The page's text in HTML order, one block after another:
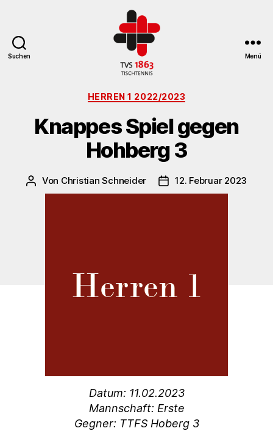
Suchen
St.
Tischtennisabteilung
Menü
Kategorien
HERREN 1 2022/2023
Knappes Spiel gegen
Hohberg 3
Beitragsautor
Von Christian Schneider Veröffentlichungsdatum
12. Februar 2023
Datum: 11.02.2023
Mannschaft: Erste
Gegner: TTFS Hoberg 3